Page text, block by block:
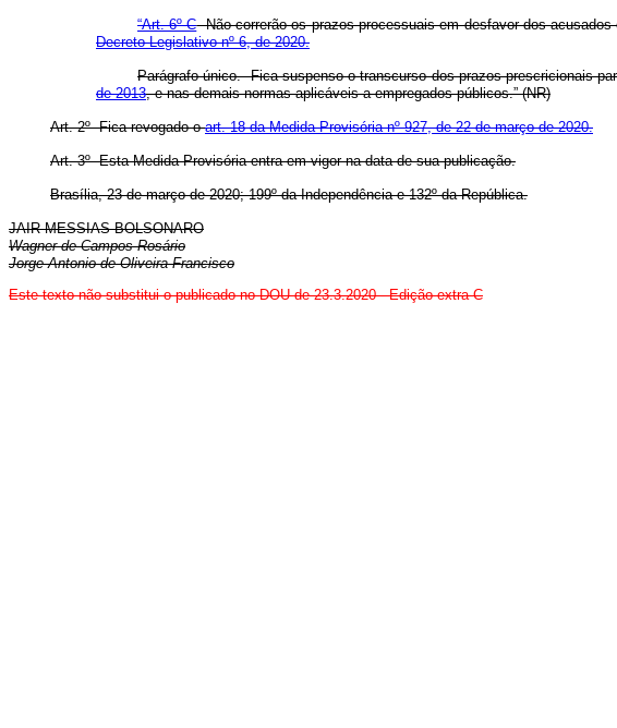
“Art. 6º-CNão correrão os prazos processuais em desfavor dos
Decreto Legislativo nº 6, de 2020.
Parágrafo único. Fica suspenso o transcurso dos prazos prescricionais
de 2013, e nas demais normas aplicáveis a empregados públicos.” (NR)
Art. 2º Fica revogado oart. 18 da Medida Provisória nº 927, de 22 de março de 2020.
Art. 3º Esta Medida Provisória entra em vigor na data de sua publicação.
Brasília, 23 de março de 2020; 199º da Independência e 132º da República.
JAIR MESSIAS BOLSONARO
Wagner de Campos Rosário
Jorge Antonio de Oliveira Francisco
Este texto não substitui o publicado no DOU de 23.3.2020 -Edição extra-C